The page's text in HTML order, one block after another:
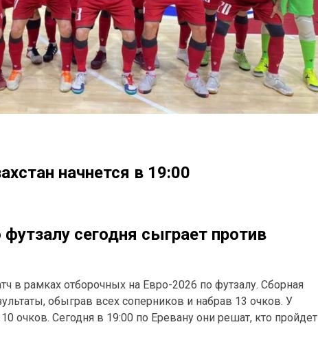
начнется в 19:00
сегодня сыграет против
в рамках отборочных на Евро-2026 по футзалу. Сборная
обыграв всех соперников и набрав 13 очков. У
очков. Сегодня в 19:00 по Еревану они решат, кто пройдет